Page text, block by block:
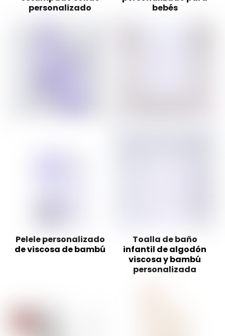
personalizado
bebés
Pelele personalizado
de viscosa de bambú
Toalla de baño
infantil de algodón
viscosa y bambú
personalizada